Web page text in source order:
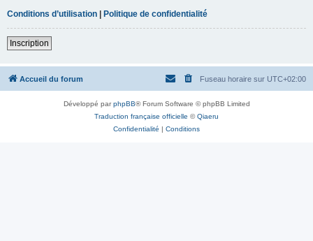
Conditions d’utilisation | Politique de confidentialité
Inscription
Accueil du forum Fuseau horaire sur UTC+02:00
Développé parphpBB® Forum Software © phpBB Limited
Traduction française officielle ©Qiaeru
Confidentialité | Conditions